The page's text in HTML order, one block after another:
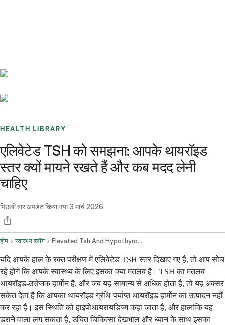
HEALTH LIBRARY
एलिवेटेड TSH को समझना: आपके थायरॉइड
स्तर क्यों मायने रखते हैं और कब मदद लेनी
चाहिए
पिछली बार अपडेट किया गया3 मार्च 2026
होम स्वास्थ्य ब्लॉग Elevated Tsh And Hypothyroidism Importance Of Medical Consultation
यदि आपके हाल के रक्त परीक्षण में एलिवेटेड TSH स्तर दिखाए गए हैं, तो आप सोच
रहे होंगे कि आपके स्वास्थ्य के लिए इसका क्या मतलब है। TSH का मतलब
थायरॉइड-उत्तेजक हार्मोन है, और जब यह सामान्य से अधिक होता है, तो यह अक्सर
संकेत देता है कि आपका थायरॉइड ग्रंथि पर्याप्त थायरॉइड हार्मोन का उत्पादन नहीं
कर रहा है। इस स्थिति को हाइपोथायरायडिज्म कहा जाता है, और हालांकि यह
डराने वाला लग सकता है, उचित चिकित्सा देखभाल और ध्यान के साथ इसका